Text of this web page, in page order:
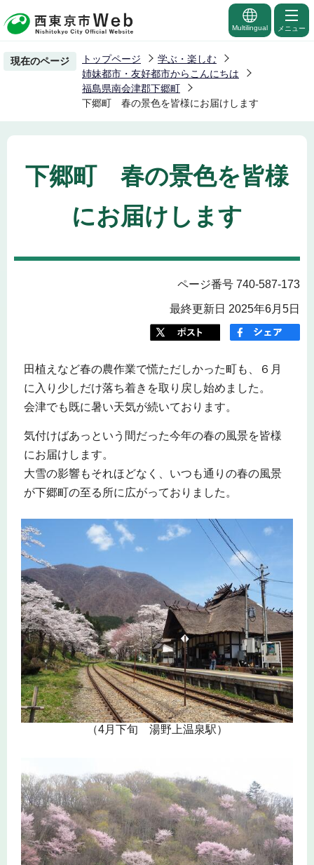
の
ー
先
頭
Multilingual メニュー
現在のページ トップページ
学ぶ・楽しむ
姉妹都市・友好都市からこんにちは
福島県南会津郡下郷町
下郷町 春の景色を皆様にお届けします
下郷町 春の景色を皆様
にお届けします
ページ番号 740-587-173
最終更新日 2025年6月5日
田植えなど春の農作業で慌ただしかった町も、６月
に入り少しだけ落ち着きを取り戻し始めました。
会津でも既に暑い天気が続いております。
気付けばあっという間だった今年の春の風景を皆様
にお届けします。
大雪の影響もそれほどなく、いつも通りの春の風景
が下郷町の至る所に広がっておりました。
（4月下旬 湯野上温泉駅）